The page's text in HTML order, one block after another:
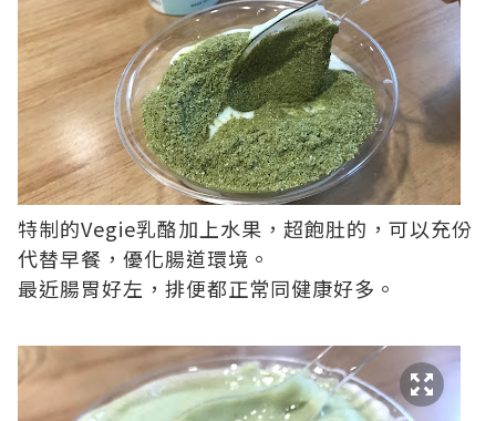
特制的Vegie乳酪加上水果，超飽肚的，可以充份
代替早餐，優化腸道環境。
最近腸胃好左，排便都正常同健康好多。